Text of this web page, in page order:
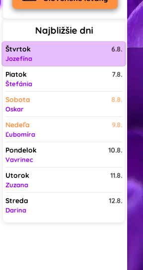
Najbližšie dni
Štvrtok 6.8.
Jozefína
Piatok 7.8.
Štefánia
Sobota 8.8.
Oskar
Nedeľa 9.8.
Ľubomíra
Pondelok 10.8.
Vavrinec
Utorok 11.8.
Zuzana
Streda 12.8.
Darina